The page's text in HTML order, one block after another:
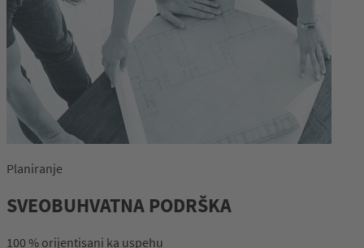
Planiranje
SVEOBUHVATNA PODRŠKA
100 % orijentisani ka uspehu